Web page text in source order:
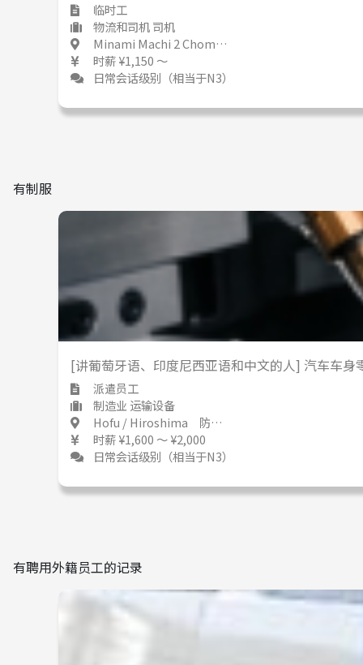
临时工
物流和司机 司机
Minami Machi 2 Chome / Hiroshima 皆実町二丁目 / 広島県
时薪 ¥1,150 ～
日常会话级别（相当于N3）
有制服
[讲葡萄牙语、印度尼西亚语和中文的人] 汽车车身
派遣员工
制造业 运输设备
Hofu / Hiroshima 防府 / 広島県
时薪 ¥1,600 ～ ¥2,000
日常会话级别（相当于N3）
有聘用外籍员工的记录